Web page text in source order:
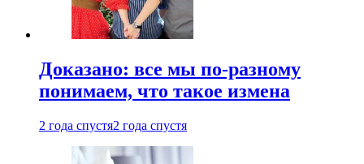
Доказано: все мы по-разному
понимаем, что такое измена
2 года спустя2 года спустя